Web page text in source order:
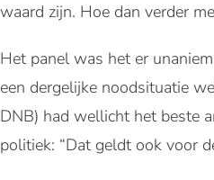
waard zijn. Hoe dan verder
Het panel was het er
een dergelijke noodsituatie
DNB) had wellicht het beste
politiek: “Dat geldt ook voor